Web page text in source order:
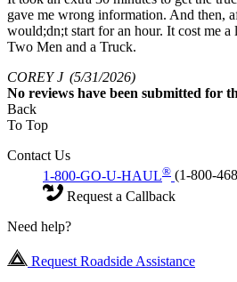
gave me wrong information. And then,
would;dn;t start for an hour. It cost me
Two Men and a Truck.
COREY J (5/31/2026)
No reviews have been submitted for
Back
To Top
Contact Us
1-800-GO-U-HAUL® (1-800-
Request a Callback
Need help?
Request Roadside Assistance